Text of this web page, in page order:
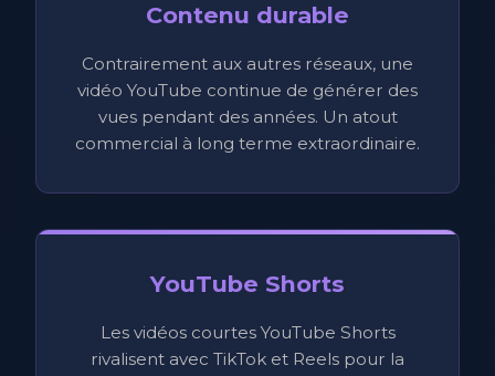
Contenu durable
Contrairement aux autres réseaux, une
vidéo YouTube continue de générer des
vues pendant des années. Un atout
commercial à long terme extraordinaire.
YouTube Shorts
Les vidéos courtes YouTube Shorts
rivalisent avec TikTok et Reels pour la